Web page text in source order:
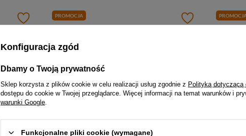
PROMOCJA
Konfiguracja zgód
Dbamy o Twoją prywatność
Sklep korzysta z plików cookie w celu realizacji usług zgodnie z Polityką dotyczącą
dostępu do cookie w Twojej przeglądarce. Więcej informacji na temat warunków i
warunki Google
Funkcjonalne pliki cookie (wymagane)